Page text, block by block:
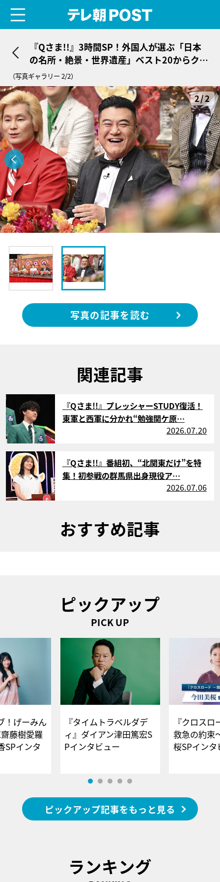
『Qさま!!』3時間SP！外国人が選ぶ「日本
の名所・絶景・世界遺産」ベスト20からクイ
ズ対決
（写真ギャラリー 2/2）
2/2
写真の記事を読む
関連記事
サムネイル
『Qさま!!』プレッシャーSTUDY復活！
東軍と西軍に分かれ“勉強関ケ原…
2026.07.20
サムネイル
『Qさま!!』番組初、“北関東だけ”を特
集！初参戦の群馬県出身現役ア…
2026.07.06
おすすめ記事
ピックアップ
PICK UP
！げーみん
藤樹愛羅
SPインタ
『タイムトラベルダデ
ィ』ダイアン津田篤宏S
Pインタビュー
『クロス
救急の約束
桜SPイ
ピックアップ記事をもっと見る
ランキング